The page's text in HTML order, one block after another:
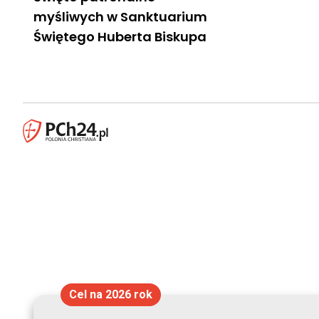
myśliwych w Sanktuarium
Świętego Huberta Biskupa
Cel na 2026 rok